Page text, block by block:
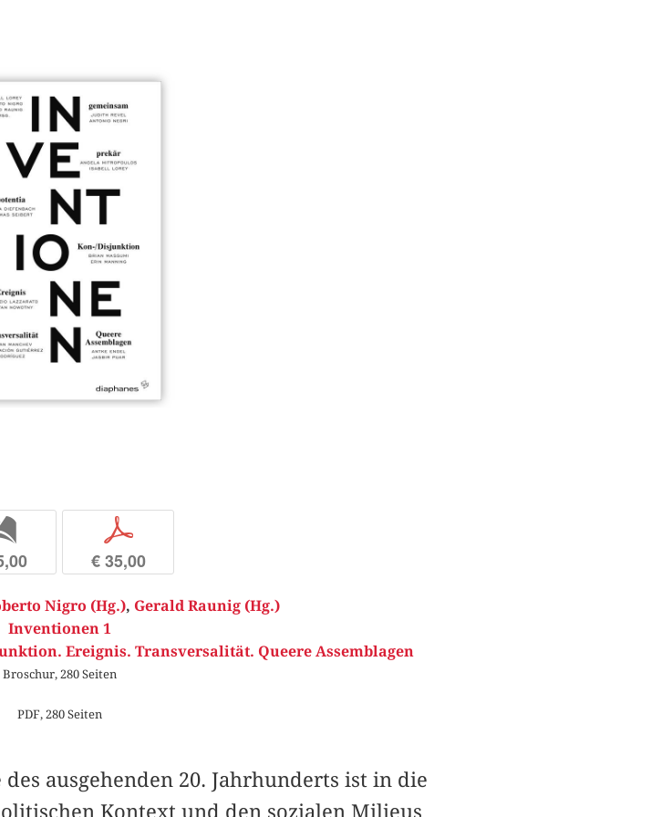
p
€ 35,00
Nigro (Hg.), Gerald Raunig (Hg.)
Inventionen 1
Ereignis. Transversalität. Queere Assemblagen
Broschur, 280 Seiten
PDF, 280 Seiten
ausgehenden 20. Jahrhunderts ist in die
Kontext und den sozialen Milieus